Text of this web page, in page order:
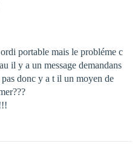
portable mais le probléme c
il y a un message demandans
donc y a t il un moyen de